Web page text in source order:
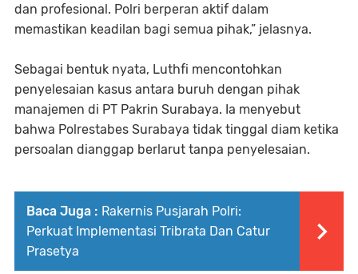
dan profesional. Polri berperan aktif dalam
memastikan keadilan bagi semua pihak,” jelasnya.
Sebagai bentuk nyata, Luthfi mencontohkan
penyelesaian kasus antara buruh dengan pihak
manajemen di PT Pakrin Surabaya. Ia menyebut
bahwa Polrestabes Surabaya tidak tinggal diam ketika
persoalan dianggap berlarut tanpa penyelesaian.
Baca Juga : Rakernis Pusjarah Polri:
Perkuat Implementasi Tribrata Dan Catur
Prasetya